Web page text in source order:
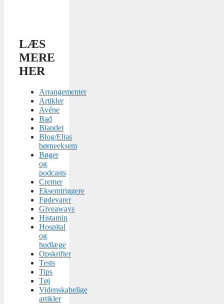
LÆS
MERE
HER
Arrangementer
Artikler
Avéne
Bad
Blandet
Blog/Elias
børneeksem
Bøger
og
podcasts
Cremer
Eksemtriggere
Fødevarer
Giveaways
Histamin
Hospital
og
hudlæge
Opskrifter
Tests
Tips
Tøj
Videnskabelige
artikler